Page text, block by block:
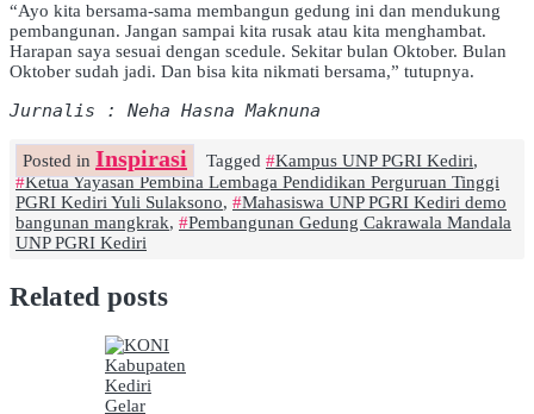
“Ayo kita bersama-sama membangun gedung ini dan mendukung
pembangunan. Jangan sampai kita rusak atau kita menghambat.
Harapan saya sesuai dengan scedule. Sekitar bulan Oktober. Bulan
Oktober sudah jadi. Dan bisa kita nikmati bersama,” tutupnya.
Jurnalis : Neha Hasna Maknuna
Posted in Inspirasi Tagged Kampus UNP PGRI Kediri,
Ketua Yayasan Pembina Lembaga Pendidikan Perguruan Tinggi
PGRI Kediri Yuli Sulaksono,
Mahasiswa UNP PGRI Kediri demo
bangunan mangkrak,
Pembangunan Gedung Cakrawala Mandala
UNP PGRI Kediri
Related posts